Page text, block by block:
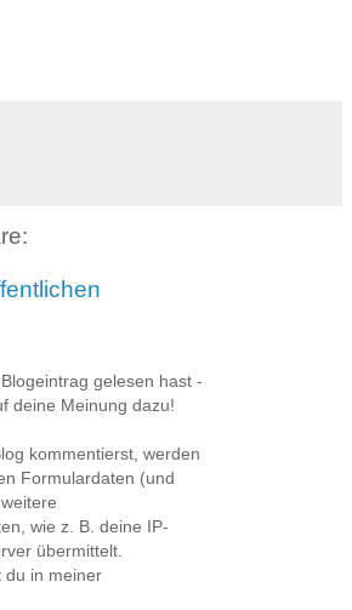
gelesen hast -
deine Meinung dazu!
kommentierst, werden
Formulardaten (und
wie z. B. deine IP-
übermittelt.
du in meiner